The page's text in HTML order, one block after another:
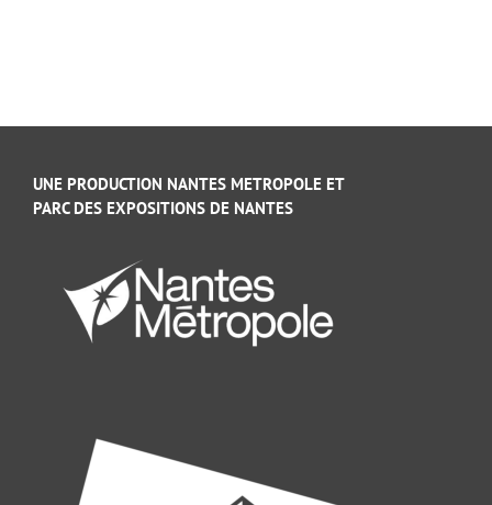
UNE PRODUCTION NANTES METROPOLE ET
PARC DES EXPOSITIONS DE NANTES